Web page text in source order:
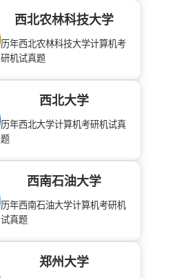
西北农林科技大学
历年西北农林科技大学计算机考
研机试真题
西北大学
历年西北大学计算机考研机试真
题
西南石油大学
历年西南石油大学计算机考研机
试真题
郑州大学